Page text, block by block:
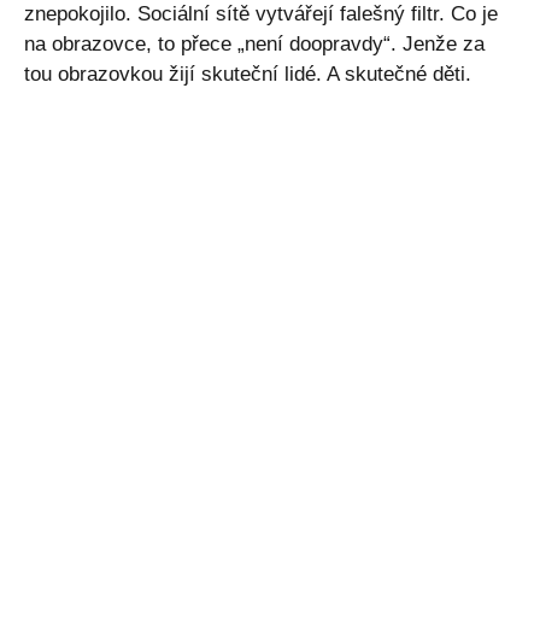
znepokojilo. Sociální sítě vytvářejí falešný filtr. Co je
na obrazovce, to přece „není doopravdy“. Jenže za
tou obrazovkou žijí skuteční lidé. A skutečné děti.